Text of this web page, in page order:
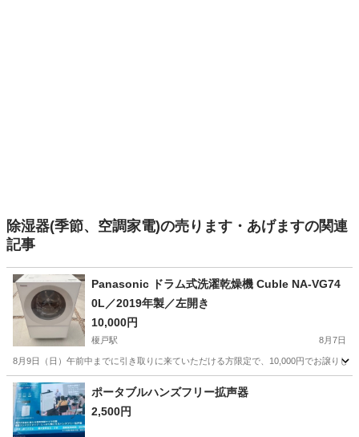
除湿器(季節、空調家電)の売ります・あげますの関連
記事
Panasonic ドラム式洗濯乾燥機 Cuble NA-VG74
0L／2019年製／左開き
10,000円
榎戸駅 8月7日
8月9日（日）午前中までに引き取りに来ていただける方限定で、10,000円でお譲りし
愛知 常滑市 榎戸駅 生活家電
ポータブルハンズフリー拡声器
2,500円